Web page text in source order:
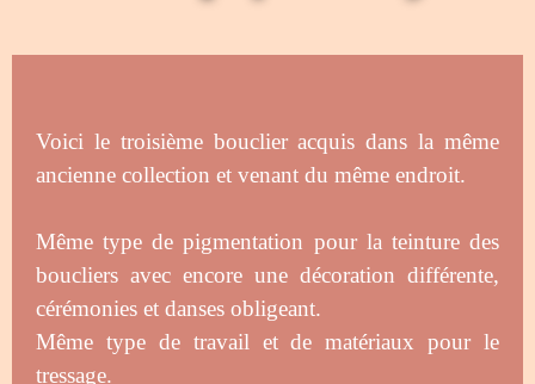
Voici le troisième bouclier acquis dans la même
ancienne collection et venant du même endroit.
Même type de pigmentation pour la teinture des
boucliers avec encore une décoration différente,
cérémonies et danses obligeant.
Même type de travail et de matériaux pour le
tressage.